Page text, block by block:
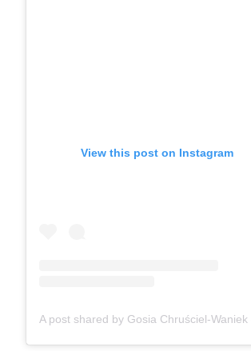
View this post on Instagram